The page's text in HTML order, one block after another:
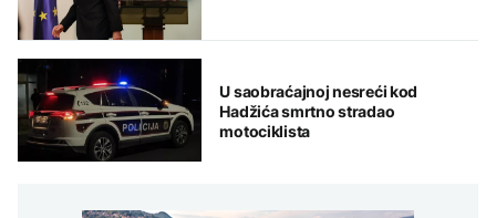
U saobraćajnoj nesreći kod
Hadžića smrtno stradao
motociklista